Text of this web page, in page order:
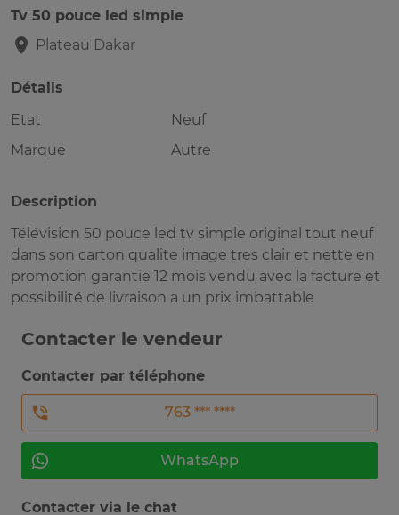
Tv 50 pouce led simple
Plateau Dakar
Détails
Etat
Neuf
Marque
Autre
Description
Télévision 50 pouce led tv simple original tout neuf
dans son carton qualite image tres clair et nette en
promotion garantie 12 mois vendu avec la facture et
possibilité de livraison a un prix imbattable
Contacter le vendeur
Contacter par téléphone
763 *** ****
WhatsApp
Contacter via le chat